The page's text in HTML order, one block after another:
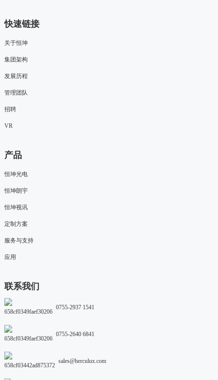
快速链接
关于恒坤
集团架构
发展历程
管理团队
招聘
VR
产品
恒坤光电
恒坤朗宇
恒坤视讯
定制方案
服务与支持
应用
联系我们
0755-2937 1541
0755-2640 6841
sales@herculux.com